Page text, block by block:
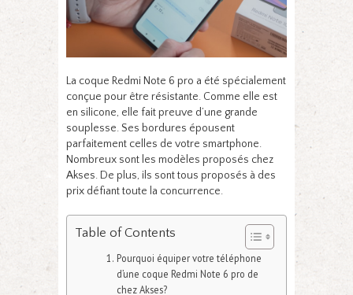
La coque Redmi Note 6 pro a été spécialement
conçue pour être résistante. Comme elle est
en silicone, elle fait preuve d’une grande
souplesse. Ses bordures épousent
parfaitement celles de votre smartphone.
Nombreux sont les modèles proposés chez
Akses. De plus, ils sont tous proposés à des
prix défiant toute la concurrence.
Table of Contents
Pourquoi équiper votre téléphone
d’une coque Redmi Note 6 pro de
chez Akses?